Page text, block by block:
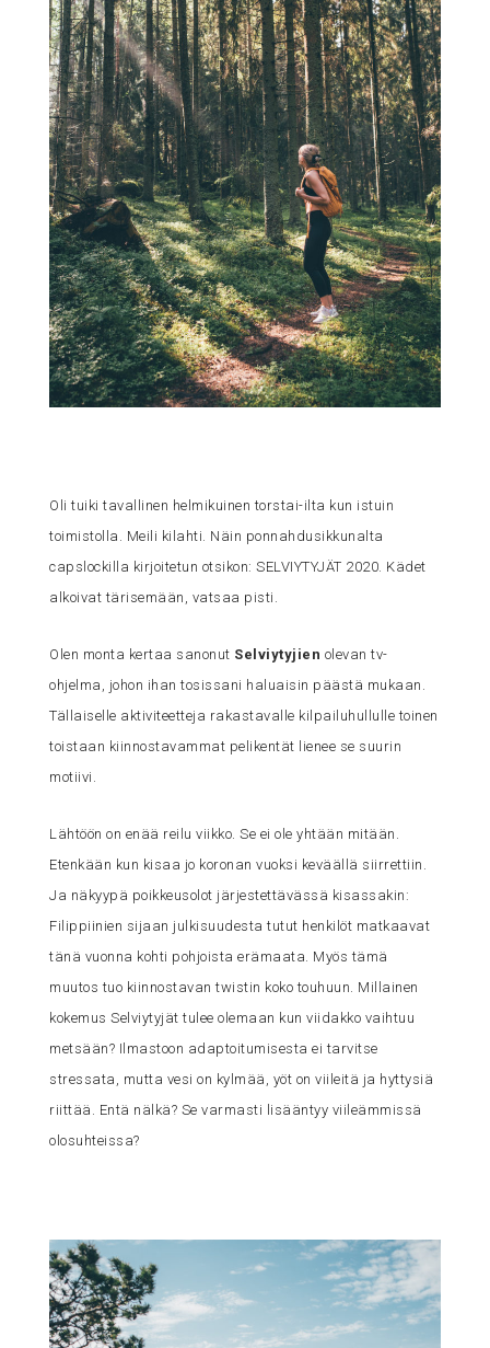
Oli tuiki tavallinen helmikuinen torstai-ilta kun istuin
toimistolla. Meili kilahti. Näin ponnahdusikkunalta
capslockilla kirjoitetun otsikon: SELVIYTYJÄT 2020. Kädet
alkoivat tärisemään, vatsaa pisti.
Olen monta kertaa sanonut Selviytyjien olevan tv-
ohjelma, johon ihan tosissani haluaisin päästä mukaan.
Tällaiselle aktiviteetteja rakastavalle kilpailuhullulle toinen
toistaan kiinnostavammat pelikentät lienee se suurin
motiivi.
Lähtöön on enää reilu viikko. Se ei ole yhtään mitään.
Etenkään kun kisaa jo koronan vuoksi keväällä siirrettiin.
Ja näkyypä poikkeusolot järjestettävässä kisassakin:
Filippiinien sijaan julkisuudesta tutut henkilöt matkaavat
tänä vuonna kohti pohjoista erämaata. Myös tämä
muutos tuo kiinnostavan twistin koko touhuun. Millainen
kokemus Selviytyjät tulee olemaan kun viidakko vaihtuu
metsään? Ilmastoon adaptoitumisesta ei tarvitse
stressata, mutta vesi on kylmää, yöt on viileitä ja hyttysiä
riittää. Entä nälkä? Se varmasti lisääntyy viileämmissä
olosuhteissa?